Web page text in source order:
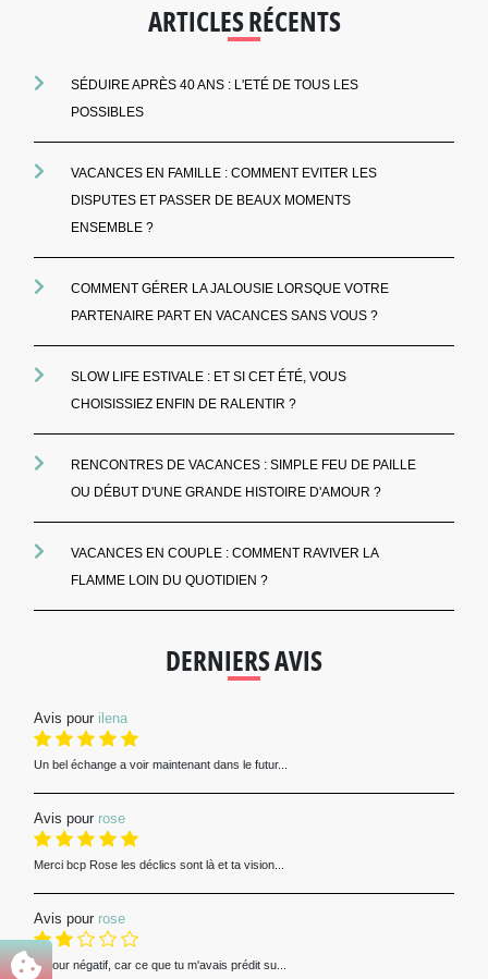
ARTICLES RÉCENTS
SÉDUIRE APRÈS 40 ANS : L'ETÉ DE TOUS LES
POSSIBLES
VACANCES EN FAMILLE : COMMENT EVITER LES
DISPUTES ET PASSER DE BEAUX MOMENTS
ENSEMBLE ?
COMMENT GÉRER LA JALOUSIE LORSQUE VOTRE
PARTENAIRE PART EN VACANCES SANS VOUS ?
SLOW LIFE ESTIVALE : ET SI CET ÉTÉ, VOUS
CHOISISSIEZ ENFIN DE RALENTIR ?
RENCONTRES DE VACANCES : SIMPLE FEU DE PAILLE
OU DÉBUT D'UNE GRANDE HISTOIRE D'AMOUR ?
VACANCES EN COUPLE : COMMENT RAVIVER LA
FLAMME LOIN DU QUOTIDIEN ?
DERNIERS AVIS
Avis pour ilena
Un bel échange a voir maintenant dans le futur...
Avis pour rose
Merci bcp Rose les déclics sont là et ta vision...
Avis pour rose
Retour négatif, car ce que tu m'avais prédit su...